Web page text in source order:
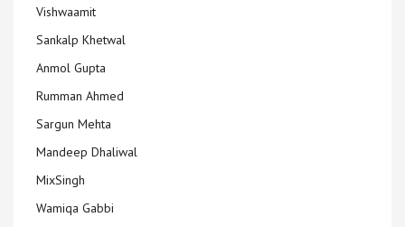
Vishwaamit
Sankalp Khetwal
Anmol Gupta
Rumman Ahmed
Sargun Mehta
Mandeep Dhaliwal
MixSingh
Wamiqa Gabbi